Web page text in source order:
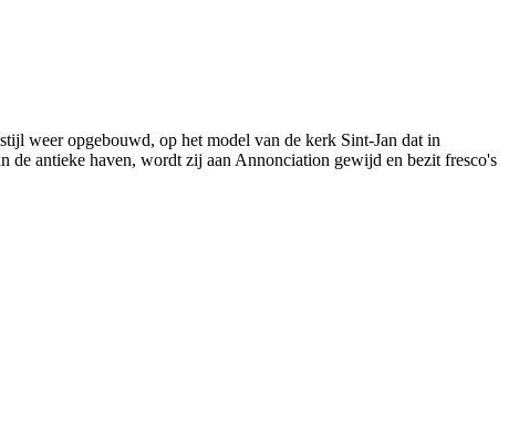
weer opgebouwd, op het model van de kerk Sint-Jan dat in
de antieke haven, wordt zij aan Annonciation gewijd en bezit fresco's